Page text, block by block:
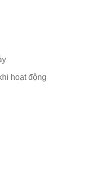
hoạt động